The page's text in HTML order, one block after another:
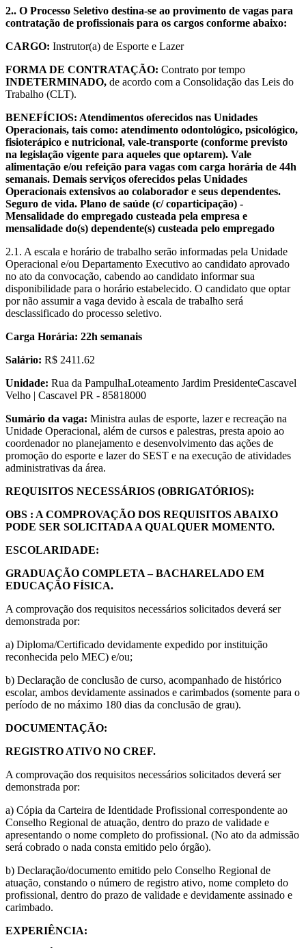
2.. O Processo Seletivo destina-se ao provimento de vagas para
contratação de profissionais para os cargos conforme abaixo:
CARGO: Instrutor(a) de Esporte e Lazer
FORMA DE CONTRATAÇÃO: Contrato por tempo
INDETERMINADO, de acordo com a Consolidação das Leis do
Trabalho (CLT).
BENEFÍCIOS: Atendimentos oferecidos nas Unidades
Operacionais, tais como: atendimento odontológico, psicológico,
fisioterápico e nutricional, vale-transporte (conforme previsto
na legislação vigente para aqueles que optarem). Vale
alimentação e/ou refeição para vagas com carga horária de 44h
semanais. Demais serviços oferecidos pelas Unidades
Operacionais extensivos ao colaborador e seus dependentes.
Seguro de vida. Plano de saúde (c/ coparticipação) -
Mensalidade do empregado custeada pela empresa e
mensalidade do(s) dependente(s) custeada pelo empregado
2.1. A escala e horário de trabalho serão informadas pela Unidade
Operacional e/ou Departamento Executivo ao candidato aprovado
no ato da convocação, cabendo ao candidato informar sua
disponibilidade para o horário estabelecido. O candidato que optar
por não assumir a vaga devido à escala de trabalho será
desclassificado do processo seletivo.
Carga Horária: 22h semanais
Salário: R$ 2411.62
Unidade: Rua da PampulhaLoteamento Jardim PresidenteCascavel
Velho | Cascavel PR - 85818000
Sumário da vaga: Ministra aulas de esporte, lazer e recreação na
Unidade Operacional, além de cursos e palestras, presta apoio ao
coordenador no planejamento e desenvolvimento das ações de
promoção do esporte e lazer do SEST e na execução de atividades
administrativas da área.
REQUISITOS NECESSÁRIOS (OBRIGATÓRIOS):
OBS : A COMPROVAÇÃO DOS REQUISITOS ABAIXO
PODE SER SOLICITADA A QUALQUER MOMENTO.
ESCOLARIDADE:
GRADUAÇÃO COMPLETA – BACHARELADO EM
EDUCAÇÃO FÍSICA.
A comprovação dos requisitos necessários solicitados deverá ser
demonstrada por:
a) Diploma/Certificado devidamente expedido por instituição
reconhecida pelo MEC) e/ou;
b) Declaração de conclusão de curso, acompanhado de histórico
escolar, ambos devidamente assinados e carimbados (somente para o
período de no máximo 180 dias da conclusão de grau).
DOCUMENTAÇÃO:
REGISTRO ATIVO NO CREF.
A comprovação dos requisitos necessários solicitados deverá ser
demonstrada por:
a) Cópia da Carteira de Identidade Profissional correspondente ao
Conselho Regional de atuação, dentro do prazo de validade e
apresentando o nome completo do profissional. (No ato da admissão
será cobrado o nada consta emitido pelo órgão).
b) Declaração/documento emitido pelo Conselho Regional de
atuação, constando o número de registro ativo, nome completo do
profissional, dentro do prazo de validade e devidamente assinado e
carimbado.
EXPERIÊNCIA: